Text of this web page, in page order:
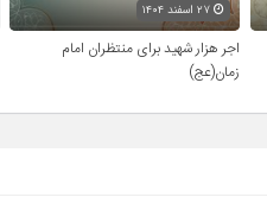
۲۷ اسفند ۱۴۰۴
اجر هزار شهید برای منتظران امام
زمان(عج)